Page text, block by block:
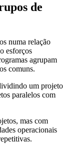
de
numa relação
esforços
agrupam
comuns.
um projeto
paralelos com
mas com
operacionais